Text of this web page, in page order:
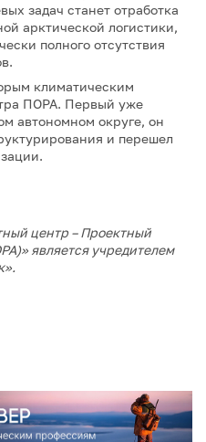
задач станет отработка
арктической логистики,
полного отсутствия
климатическим
ПОРА. Первый уже
автономном округе, он
и перешел
центр – Проектный
является учредителем